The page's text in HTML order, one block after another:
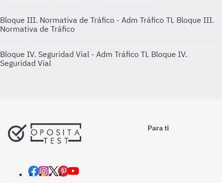
Bloque III. Normativa de Tráfico - Adm Tráfico TL Bloque III.
Normativa de Tráfico
Bloque IV. Seguridad Vial - Adm Tráfico TL Bloque IV.
Seguridad Vial
Para ti